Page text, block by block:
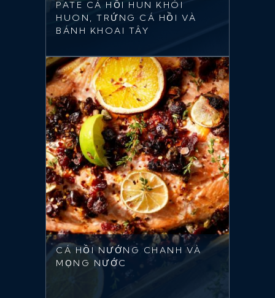
PATE CÁ HỒI HUN KHÓI
HUON, TRỨNG CÁ HỒI VÀ
BÁNH KHOAI TÂY
CÁ HỒI NƯỚNG CHANH VÀ
MỌNG NƯỚC